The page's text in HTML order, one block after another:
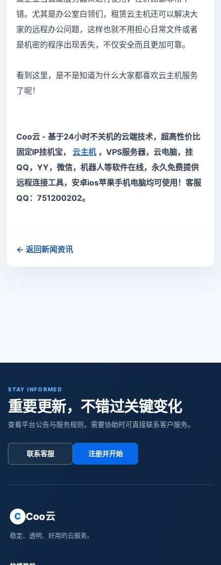
错。尤其是办公室白领们，租赁云主机还可以解决大
家的远程办公问题，这样也就不用担心日常文件或者
是机密的程序出现丢失，不仅安全而且更加可靠。
看到这里，是不是知道为什么大家都喜欢云主机服务
了呢！
Coo云 - 基于24小时不关机的云端技术，超高性价比
固定IP挂机宝， 云主机，VPS服务器，云电脑，挂
QQ，YY，微信，机器人等软件在线，永久免费提供
远程连接工具，安卓ios苹果手机电脑均可使用！客服
QQ：751200202。
← 返回新闻资讯
STAY INFORMED
重要更新，不错过关键变化
查看平台公告与服务规则，需要协助时可直接联系客户服务。
联系客服 注册并开始
C Coo云
稳定、透明、好用的云服务。